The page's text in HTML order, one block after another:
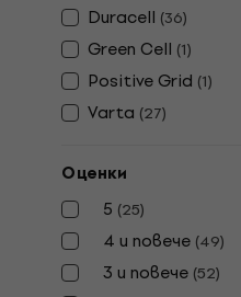
Duracell (36)
Green Cell (1)
Positive Grid (1)
Varta (27)
Оценки
5 (25)
4 и повече (49)
3 и повече (52)